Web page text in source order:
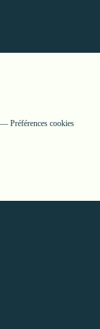
Préférences cookies